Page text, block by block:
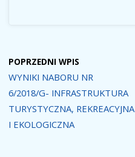
POPRZEDNI WPIS
WYNIKI NABORU NR
6/2018/G- INFRASTRUKTURA
TURYSTYCZNA, REKREACYJNA
I EKOLOGICZNA